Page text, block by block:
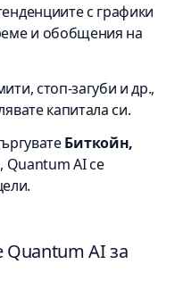
с графики
и обобщения на
стоп-загуби и др.,
капитала си.
Биткойн,
, Quantum AI се
Quantum AI за